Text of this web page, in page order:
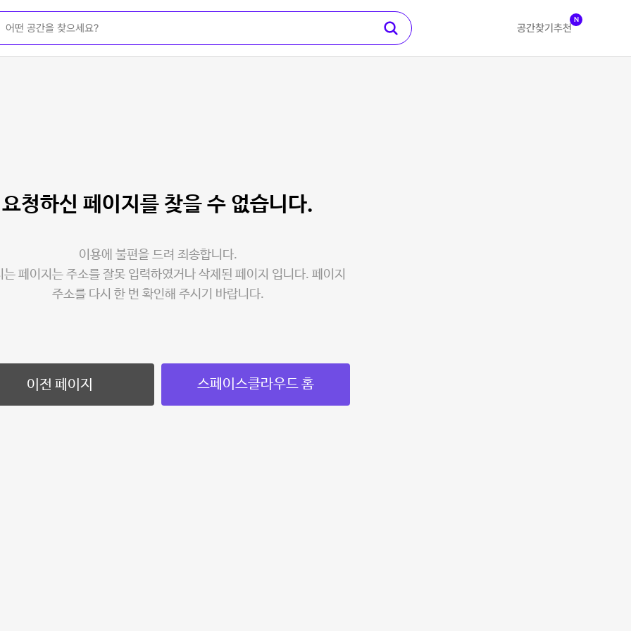
공간찾기 추천
N
요청하신 페이지를 찾을 수 없습니다.
이용에 불편을 드려 죄송합니다.
는 페이지는 주소를 잘못 입력하였거나 삭제된 페이지 입니다. 페이지
주소를 다시 한 번 확인해 주시기 바랍니다.
이전 페이지 스페이스클라우드 홈